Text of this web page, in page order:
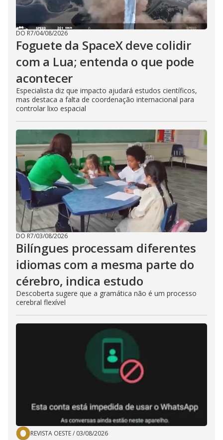
DO R7/04/08/2026
Foguete da SpaceX deve colidir
com a Lua; entenda o que pode
acontecer
Especialista diz que impacto ajudará estudos científicos,
mas destaca a falta de coordenação internacional para
controlar lixo espacial
DO R7/03/08/2026
Bilíngues processam diferentes
idiomas com a mesma parte do
cérebro, indica estudo
Descoberta sugere que a gramática não é um processo
cerebral flexível
REVISTA OESTE/ 03/08/2026